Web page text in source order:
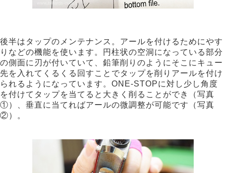
後半はタップのメンテナンス。アールを付けるためにやす
りなどの機能を使います。円柱状の空洞になっている部分
の側面に刃が付いていて、鉛筆削りのようにそこにキュー
先を入れてくるくる回すことでタップを削りアールを付け
られるようになっています。ONE-STOPに対し少し角度
を付けてタップを当てると大きく削ることができ（写真
①）、垂直に当てればアールの微調整が可能です（写真
②）。